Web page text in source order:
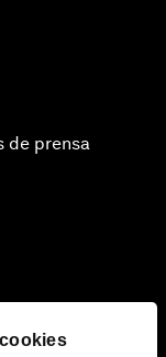
de prensa